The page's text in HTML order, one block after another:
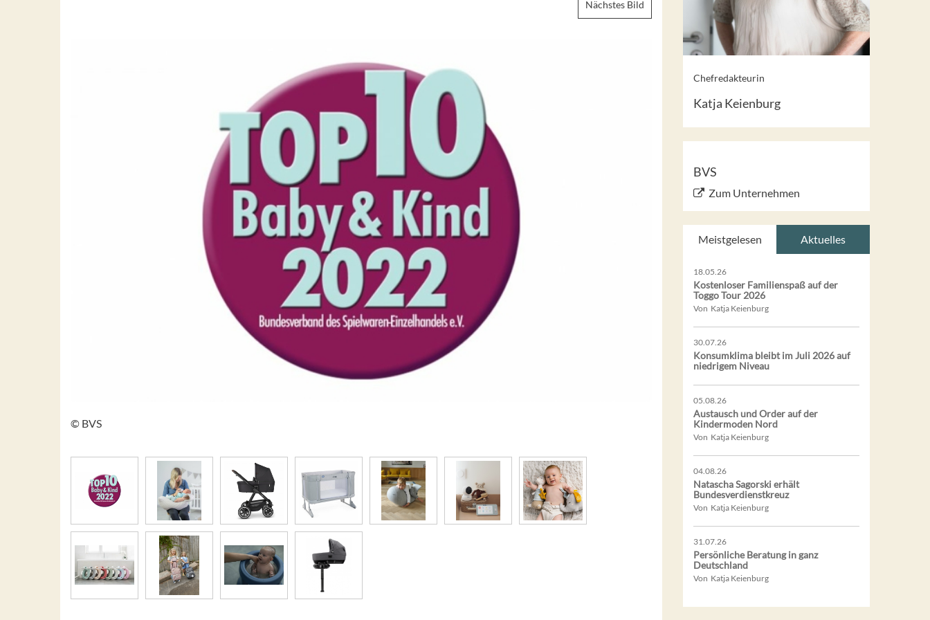
Nächstes Bild
© BVS
Chefredakteurin
Katja Keienburg
BVS
Zum Unternehmen
Meistgelesen Aktuelles
18.05.26
Kostenloser Familienspaß auf der
Toggo Tour 2026
Von Katja Keienburg
30.07.26
Konsumklima bleibt im Juli 2026 auf
niedrigem Niveau
05.08.26
Austausch und Order auf der
Kindermoden Nord
Von Katja Keienburg
04.08.26
Natascha Sagorski erhält
Bundesverdienstkreuz
Von Katja Keienburg
31.07.26
Persönliche Beratung in ganz
Deutschland
Von Katja Keienburg